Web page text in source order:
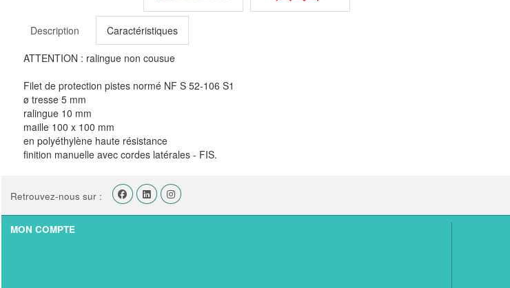
Description
Caractéristiques
ATTENTION : ralingue non cousue
Filet de protection pistes normé NF S 52-106 S1
ø tresse 5 mm
ralingue 10 mm
maille 100 x 100 mm
en polyéthylène haute résistance
finition manuelle avec cordes latérales - FIS.
Retrouvez-nous sur :
MON COMPTE